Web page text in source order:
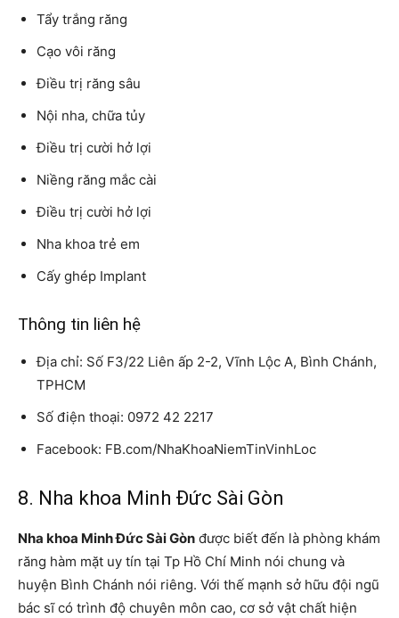
Tẩy trắng răng
Cạo vôi răng
Điều trị răng sâu
Nội nha, chữa tủy
Điều trị cười hở lợi
Niềng răng mắc cài
Điều trị cười hở lợi
Nha khoa trẻ em
Cấy ghép Implant
Thông tin liên hệ
Địa chỉ: Số F3/22 Liên ấp 2-2, Vĩnh Lộc A, Bình Chánh,
TPHCM
Số điện thoại: 0972 42 2217
Facebook: FB.com/NhaKhoaNiemTinVinhLoc
8. Nha khoa Minh Đức Sài Gòn
Nha khoa Minh Đức Sài Gòn được biết đến là phòng khám
răng hàm mặt uy tín tại Tp Hồ Chí Minh nói chung và
huyện Bình Chánh nói riêng. Với thế mạnh sở hữu đội ngũ
bác sĩ có trình độ chuyên môn cao, cơ sở vật chất hiện